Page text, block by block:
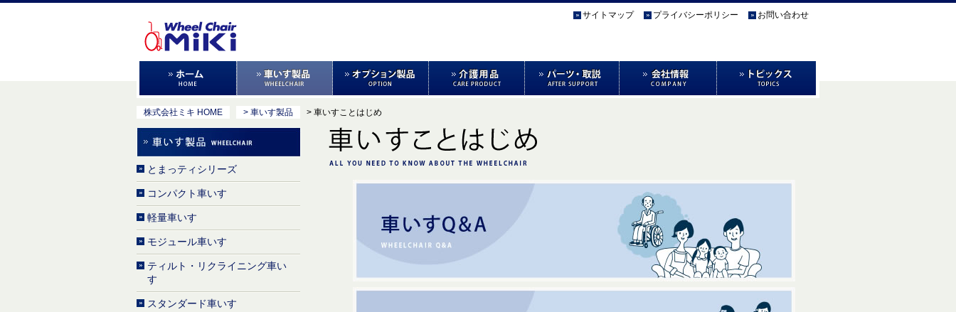
サイトマップ プライバシーポリシー お問い合わせ
株式会社ミキ HOME > 車いす製品 > 車いすことはじめ
とまっティシリーズ
コンパクト車いす
軽量車いす
モジュール車いす
ティルト・リクライニング車い
す
スタンダード車いす